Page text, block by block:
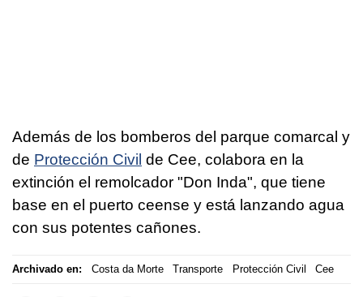
Además de los bomberos del parque comarcal y
de Protección Civil de Cee, colabora en la
extinción el remolcador "Don Inda", que tiene
base en el puerto ceense y está lanzando agua
con sus potentes cañones.
Archivado en: Costa da Morte Transporte Protección Civil Cee